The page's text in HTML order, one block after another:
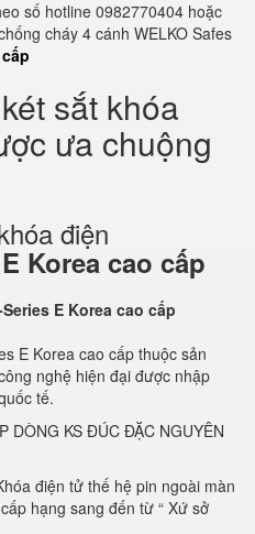
số hotline 0982770404 hoặc
cháy 4 cánh WELKO Safes
sắt khóa
ưa chuộng
điện
Korea cao cấp
E Korea cao cấp thuộc sản
nghệ hiện đại được nhập
tế.
DÒNG KS ĐÚC ĐẶC NGUYÊN
điện tử thế hệ pin ngoài màn
hạng sang đến từ “ Xứ sở